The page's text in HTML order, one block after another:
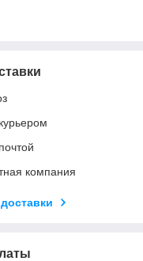
компания